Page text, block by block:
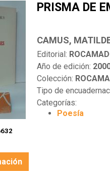
PRISMA DE
CAMUS,
Editorial:
Año de edición:
Colección:
Tipo de
Categorías:
Poesía